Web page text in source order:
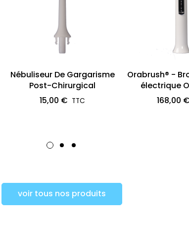
Nébuliseur De Gargarisme
Post-Chirurgical
15,00 €
Orabrush® -
électrique
168,00 €
voir tous nos produits